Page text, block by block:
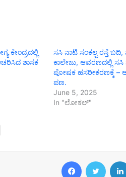
ಕೇಂದ್ರದಲ್ಲಿ
ಶಾಸಕ
ಸಸಿ ನಾಟಿ ಸಂಕಲ್ಪ ರಸ್ತೆ ಬದಿ,
ಕಾಲೇಜು, ಆವರಣದಲ್ಲಿ ಸಸಿ
ಪೋಷಕ ಹಸರೀಕರಣಕ್ಕೆ –
ಪಣ.
June 5, 2025
In "ಲೋಕಲ್"
FacebookTwitter